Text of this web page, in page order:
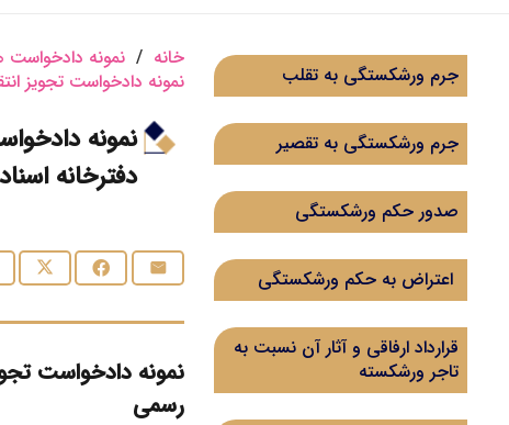
جرم ورشکستگی به تقلب
جرم ورشکستگی به تقصیر
صدور حکم ورشکستگی
اعتراض به حکم ورشکستگی
قرارداد ارفاقی و آثار آن نسبت به
تاجر ورشکسته
خانه / نمونه دادخواست
نمونه دادخواست تجویز
نمونه
دفترخانه
نمونه دادخواست
رسمی